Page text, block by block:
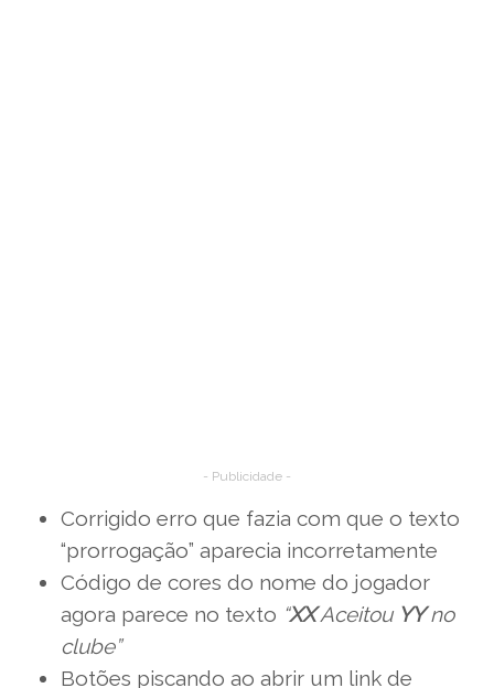
- Publicidade -
Corrigido erro que fazia com que o texto
“prorrogação” aparecia incorretamente
Código de cores do nome do jogador
agora parece no texto “XXAceitou YYno
clube”
Botões piscando ao abrir um link de